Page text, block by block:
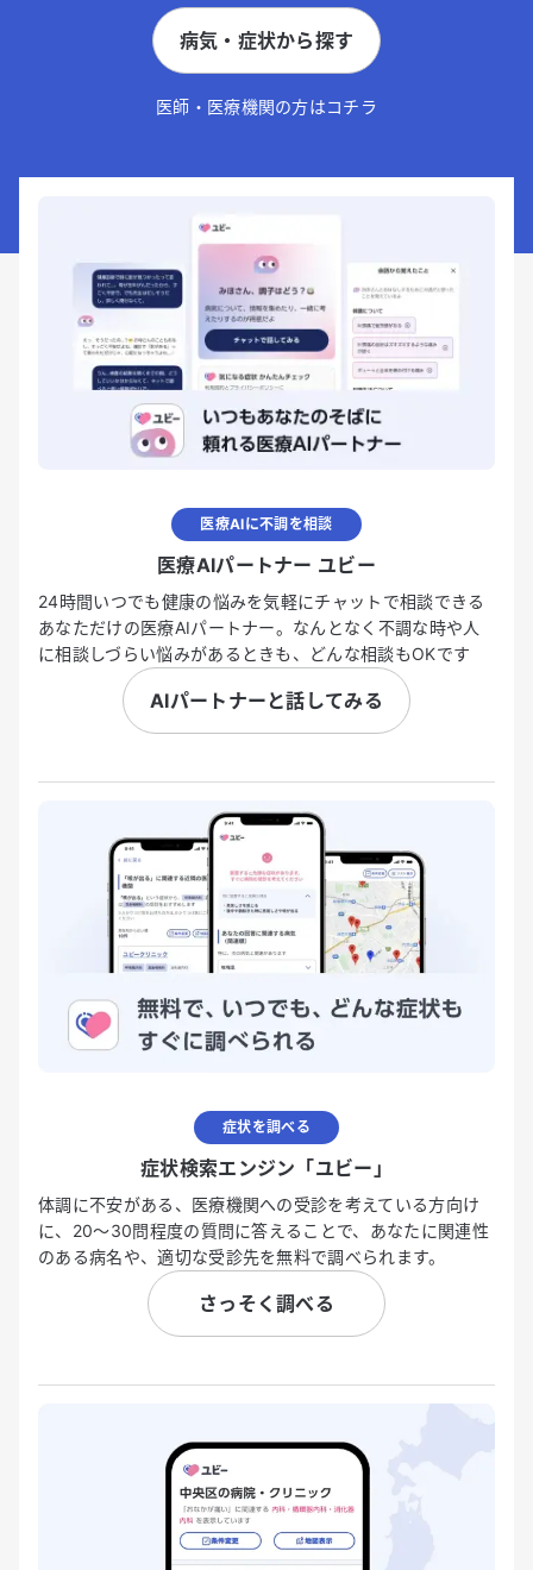
病気・症状から探す
医師・医療機関の方はコチラ
医療AIに不調を相談
医療AIパートナー ユビー
24時間いつでも健康の悩みを気軽にチャットで相談できる
あなただけの医療AIパートナー。なんとなく不調な時や人
に相談しづらい悩みがあるときも、どんな相談もOKです
AIパートナーと話してみる
症状を調べる
症状検索エンジン「ユビー」
体調に不安がある、医療機関への受診を考えている方向け
に、20〜30問程度の質問に答えることで、あなたに関連性
のある病名や、適切な受診先を無料で調べられます。
さっそく調べる